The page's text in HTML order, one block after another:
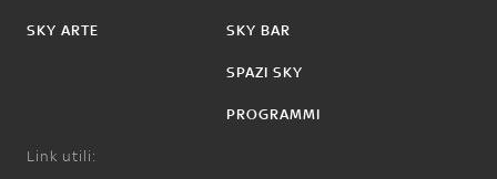
SKY ARTE SKY BAR
SPAZI SKY
PROGRAMMI
Link utili: